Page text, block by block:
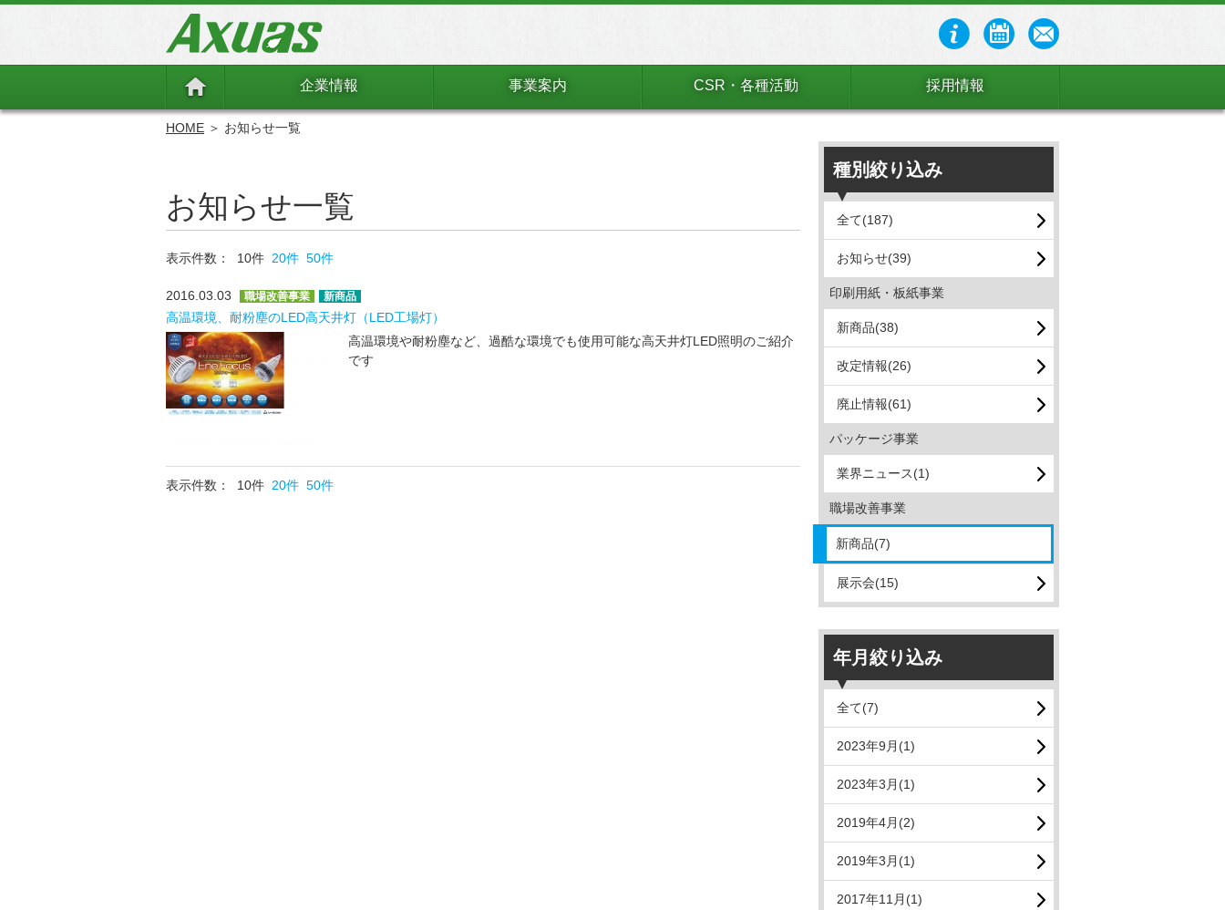
企業情報 事業案内 CSR・各種活動 採用情報
HOME ＞ お知らせ一覧
お知らせ一覧
表示件数： 10件 20件 50件
2016.03.03 職場改善事業 新商品
高温環境、耐粉塵のLED高天井灯（LED工場灯）
高温環境や耐粉塵など、過酷な環境でも使用可能な高天井灯LED照明のご紹介
です
表示件数： 10件 20件 50件
種別絞り込み
全て(187)
お知らせ(39)
印刷用紙・板紙事業
新商品(38)
改定情報(26)
廃止情報(61)
パッケージ事業
業界ニュース(1)
職場改善事業
新商品(7)
展示会(15)
年月絞り込み
全て(7)
2023年9月(1)
2023年3月(1)
2019年4月(2)
2019年3月(1)
2017年11月(1)